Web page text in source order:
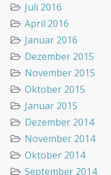
Juli 2016
April 2016
Januar 2016
Dezember 2015
November 2015
Oktober 2015
Januar 2015
Dezember 2014
November 2014
Oktober 2014
September 2014